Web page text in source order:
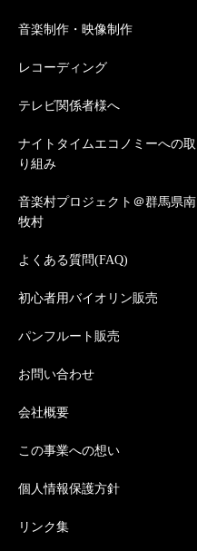
音楽制作・映像制作
レコーディング
テレビ関係者様へ
ナイトタイムエコノミーへの取
り組み
音楽村プロジェクト＠群馬県南
牧村
よくある質問(FAQ)
初心者用バイオリン販売
パンフルート販売
お問い合わせ
会社概要
この事業への想い
個人情報保護方針
リンク集